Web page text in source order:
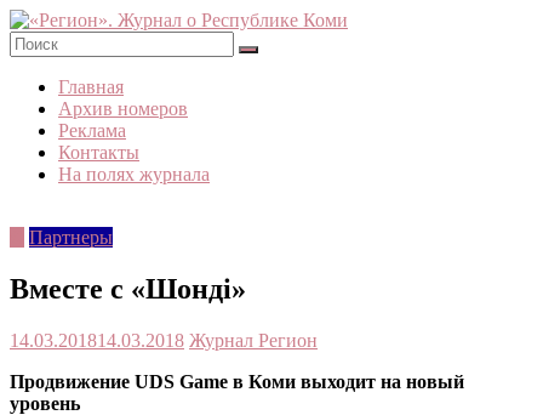
Skip
to
content
«Регион».
Журнал
Республике
Коми
Главная
Архив номеров
Реклама
Контакты
На полях журнала
Партнеры
Вместе с «Шондi»
14.03.201814.03.2018 Журнал Регион
Продвижение UDS Game в Коми выходит на новый
уровень